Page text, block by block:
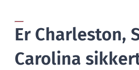
TJEK ESTA STATUS
Er Charleston,
Carolina